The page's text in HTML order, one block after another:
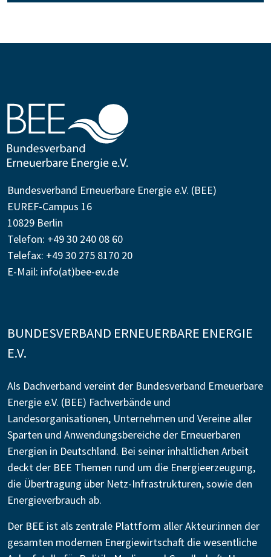
Bundesverband Erneuerbare Energie e.V. (BEE)
EUREF-Campus 16
10829 Berlin
Telefon: +49 30 240 08 60
Telefax: +49 30 275 8170 20
E-Mail: info(at)bee-ev.de
BUNDESVERBAND ERNEUERBARE ENERGIE
E.V.
Als Dachverband vereint der Bundesverband Erneuerbare
Energie e.V. (BEE) Fachverbände und
Landesorganisationen, Unternehmen und Vereine aller
Sparten und Anwendungsbereiche der Erneuerbaren
Energien in Deutschland. Bei seiner inhaltlichen Arbeit
deckt der BEE Themen rund um die Energieerzeugung,
die Übertragung über Netz-Infrastrukturen, sowie den
Energieverbrauch ab.
Der BEE ist als zentrale Plattform aller Akteur:innen der
gesamten modernen Energiewirtschaft die wesentliche